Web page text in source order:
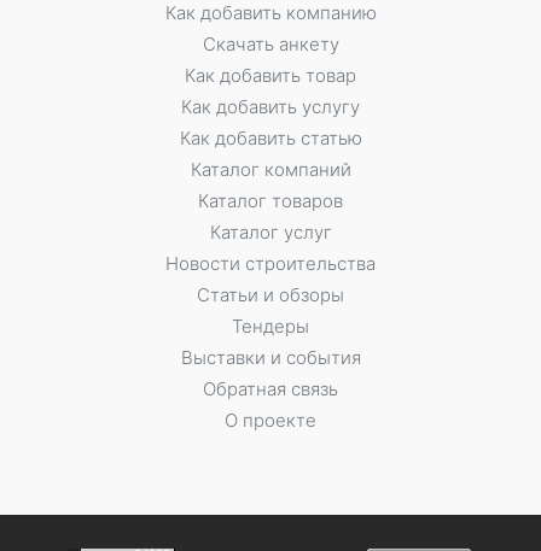
Как добавить компанию
Скачать анкету
Как добавить товар
Как добавить услугу
Как добавить статью
Каталог компаний
Каталог товаров
Каталог услуг
Новости строительства
Статьи и обзоры
Тендеры
Выставки и события
Обратная связь
О проекте